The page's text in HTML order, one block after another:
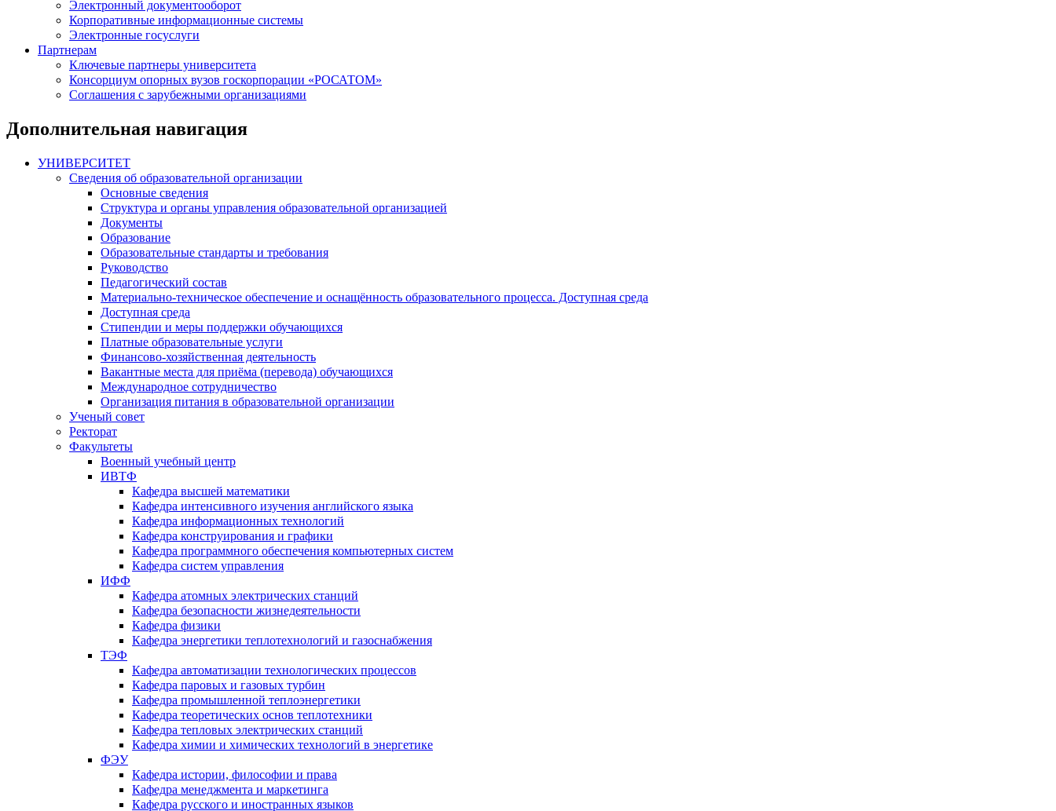
Электронный документооборот
Корпоративные информационные системы
Электронные госуслуги
Партнерам
Ключевые партнеры университета
Консорциум опорных вузов госкорпорации «РОСАТОМ»
Соглашения с зарубежными организациями
Дополнительная навигация
УНИВЕРСИТЕТ
Сведения об образовательной организации
Основные сведения
Структура и органы управления образовательной организацией
Документы
Образование
Образовательные стандарты и требования
Руководство
Педагогический состав
Материально-техническое обеспечение и оснащённость образовательного процесса. Доступная среда
Доступная среда
Стипендии и меры поддержки обучающихся
Платные образовательные услуги
Финансово-хозяйственная деятельность
Вакантные места для приёма (перевода) обучающихся
Международное сотрудничество
Организация питания в образовательной организации
Ученый совет
Ректорат
Факультеты
Военный учебный центр
ИВТФ
Кафедра высшей математики
Кафедра интенсивного изучения английского языка
Кафедра информационных технологий
Кафедра конструирования и графики
Кафедра программного обеспечения компьютерных систем
Кафедра систем управления
ИФФ
Кафедра атомных электрических станций
Кафедра безопасности жизнедеятельности
Кафедра физики
Кафедра энергетики теплотехнологий и газоснабжения
ТЭФ
Кафедра автоматизации технологических процессов
Кафедра паровых и газовых турбин
Кафедра промышленной теплоэнергетики
Кафедра теоретических основ теплотехники
Кафедра тепловых электрических станций
Кафедра химии и химических технологий в энергетике
ФЭУ
Кафедра истории, философии и права
Кафедра менеджмента и маркетинга
Кафедра русского и иностранных языков